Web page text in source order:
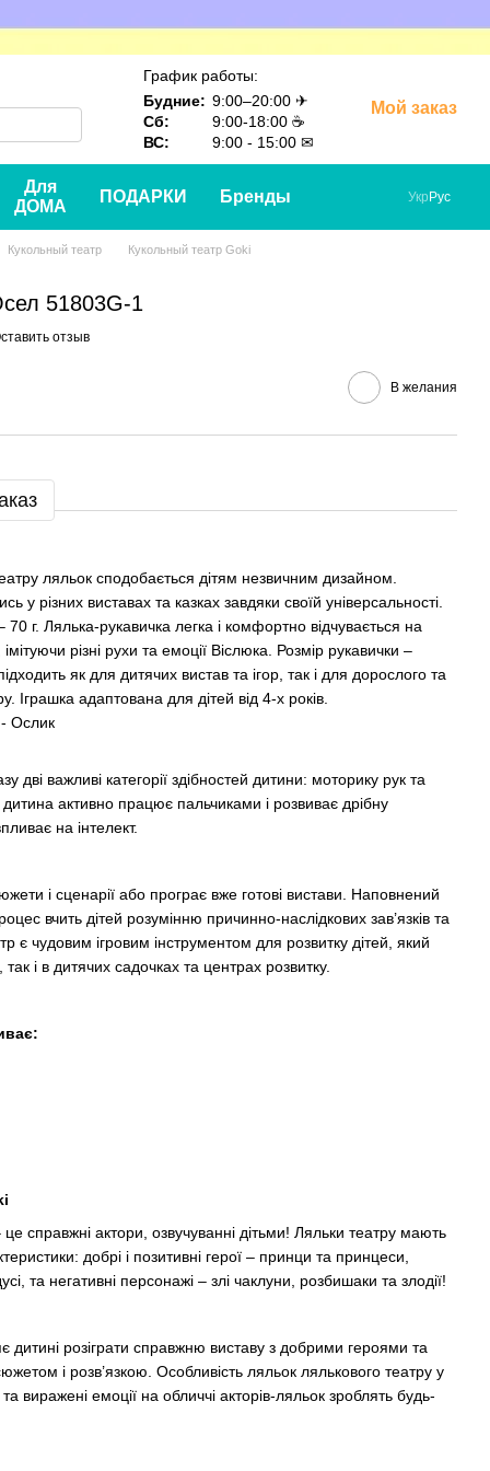
График работы:
Будние: 9:00–20:00 ✈
Сб:
9:00-18:00 ☕
ВС:
9:00 - 15:00 ✉
Мой заказ
Для
ДОМА
ПОДАРКИ Бренды Укр Рус
Кукольный театр
Кукольный театр Goki
51803G-1
отзыв
В желания
ляльок сподобається дітям незвичним дизайном.
у різних виставах та казках завдяки своїй універсальності.
г. Лялька-рукавичка легка і комфортно відчувається на
різні рухи та емоції Віслюка. Розмір рукавички –
як для дитячих вистав та ігор, так і для дорослого та
Іграшка адаптована для дітей від 4-х років.
Ослик
дві важливі категорії здібностей дитини: моторику рук та
дитина активно працює пальчиками і розвиває дрібну
на інтелект.
і сценарії або програє вже готові вистави. Наповнений
вчить дітей розумінню причинно-наслідкових зав’язків та
є чудовим ігровим інструментом для розвитку дітей, який
і в дитячих садочках та центрах розвитку.
справжні актори, озвучуванні дітьми! Ляльки театру мають
добрі і позитивні герої – принци та принцеси,
та негативні персонажі – злі чаклуни, розбишаки та злодії!
дитині розіграти справжню виставу з добрими героями та
і розв’язкою. Особливість ляльок лялькового театру у
виражені емоції на обличчі акторів-ляльок зроблять будь-